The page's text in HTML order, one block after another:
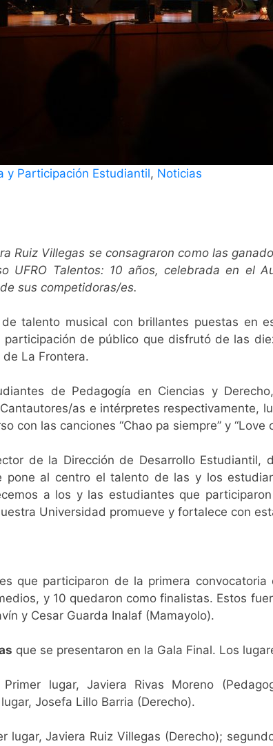
y Participación Estudiantil, Noticias
Ruiz Villegas se consagraron como las
UFRO Talentos: 10 años, celebrada en el
sus competidoras/es.
talento musical con brillantes puestas en
de público que disfrutó de las
La Frontera.
de Pedagogía en Ciencias y
as e intérpretes respectivamente,
con las canciones “Chao pa siempre” y “Love
de la Dirección de Desarrollo Estudiantil,
pone al centro el talento de las y los
a los y las estudiantes que
Universidad promueve y fortalece con
que participaron de la primera
y 10 quedaron como finalistas. Estos
y Cesar Guarda Inalaf (Mamayolo).
que se presentaron en la Gala Final. Los
Primer lugar, Javiera Rivas Moreno
Josefa Lillo Barria (Derecho).
lugar, Javiera Ruiz Villegas (Derecho);